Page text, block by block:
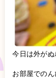
今日は外が
お部屋でのん